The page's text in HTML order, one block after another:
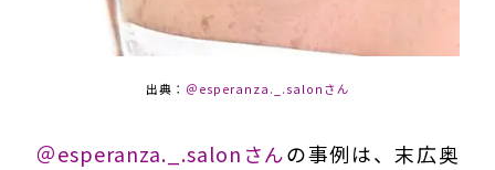
出典： ＠esperanza._.salonさん
＠esperanza._.salonさんの事例は、末広奥